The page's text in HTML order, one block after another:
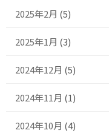
2025年2月 (5)
2025年1月 (3)
2024年12月 (5)
2024年11月 (1)
2024年10月 (4)